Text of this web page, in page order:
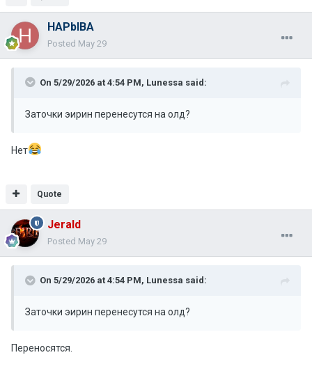
HAPbIBA
Posted May 29
On 5/29/2026 at 4:54 PM, Lunessa said:
Заточки эирин перенесутся на олд?
Нет
Quote
Jerald
Posted May 29
On 5/29/2026 at 4:54 PM, Lunessa said:
Заточки эирин перенесутся на олд?
Переносятся.